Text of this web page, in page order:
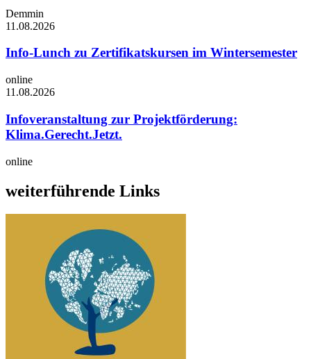
Demmin
11.08.2026
Info-Lunch zu Zertifikatskursen im Wintersemester
online
11.08.2026
Infoveranstaltung zur Projektförderung:
Klima.Gerecht.Jetzt.
online
weiterführende Links